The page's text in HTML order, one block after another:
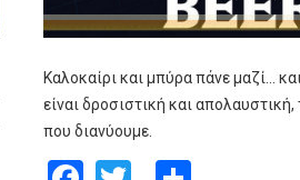
Καλοκαίρι και μπύρα πάνε μαζί...
είναι δροσιστική και απολαυστική,
που διανύουμε.